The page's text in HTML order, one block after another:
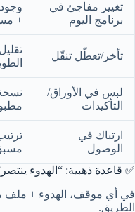
تغيير مفاجئ في
برنامج اليوم
+
تأخر/تعطّل تنقّل
لبس في الأوراق/
التأكيدات
ارتباك في
الوصول
✅ قاعدة ذهبية: “الهدوء
في أي موقف، الهدوء +
الطريق.